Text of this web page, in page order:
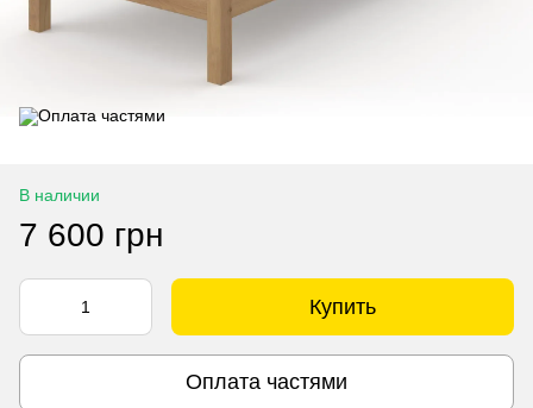
В наличии
7 600 грн
Купить
Оплата частями